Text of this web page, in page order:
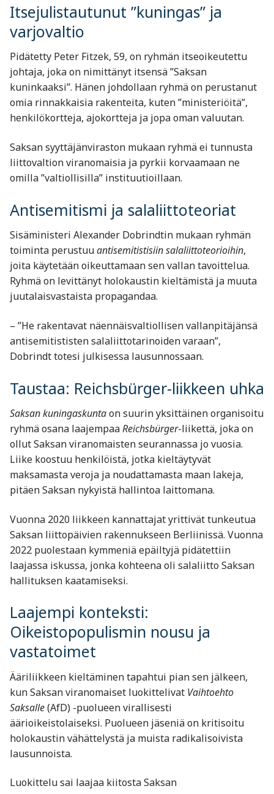
Itsejulistautunut ”kuningas” ja
varjovaltio
Pidätetty Peter Fitzek, 59, on ryhmän itseoikeutettu
johtaja, joka on nimittänyt itsensä ”Saksan
kuninkaaksi”. Hänen johdollaan ryhmä on perustanut
omia rinnakkaisia rakenteita, kuten ”ministeriöitä”,
henkilökortteja, ajokortteja ja jopa oman valuutan.
Saksan syyttäjänviraston mukaan ryhmä ei tunnusta
liittovaltion viranomaisia ja pyrkii korvaamaan ne
omilla ”valtiollisilla” instituutioillaan.
Antisemitismi ja salaliittoteoriat
Sisäministeri Alexander Dobrindtin mukaan ryhmän
toiminta perustuuantisemitistisiin salaliittoteorioihin,
joita käytetään oikeuttamaan sen vallan tavoittelua.
Ryhmä on levittänyt holokaustin kieltämistä ja muuta
juutalaisvastaista propagandaa.
– ”He rakentavat näennäisvaltiollisen vallanpitäjänsä
antisemitististen salaliittotarinoiden varaan”,
Dobrindt totesi julkisessa lausunnossaan.
Taustaa: Reichsbürger-liikkeen uhka
Saksan kuningaskuntaon suurin yksittäinen organisoitu
ryhmä osana laajempaaReichsbürger-liikettä, joka on
ollut Saksan viranomaisten seurannassa jo vuosia.
Liike koostuu henkilöistä, jotka kieltäytyvät
maksamasta veroja ja noudattamasta maan lakeja,
pitäen Saksan nykyistä hallintoa laittomana.
Vuonna 2020 liikkeen kannattajat yrittivät tunkeutua
Saksan liittopäivien rakennukseen Berliinissä. Vuonna
2022 puolestaan kymmeniä epäiltyjä pidätettiin
laajassa iskussa, jonka kohteena oli salaliitto Saksan
hallituksen kaatamiseksi.
Laajempi konteksti:
Oikeistopopulismin nousu ja
vastatoimet
Ääriliikkeen kieltäminen tapahtui pian sen jälkeen,
kun Saksan viranomaiset luokittelivat Vaihtoehto
Saksalle(AfD) -puolueen virallisesti
äärioikeistolaiseksi. Puolueen jäseniä on kritisoitu
holokaustin vähättelystä ja muista radikalisoivista
lausunnoista.
Luokittelu sai laajaa kiitosta Saksan